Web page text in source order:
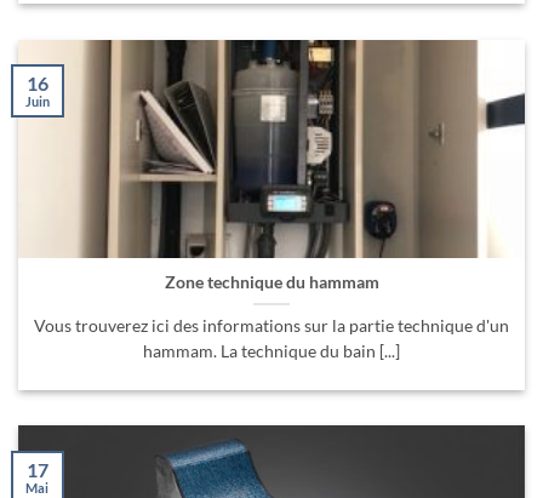
Zone technique du hammam
Vous trouverez ici des informations sur la partie technique d'un
hammam. La technique du bain [...]
16
Juin
17
Mai